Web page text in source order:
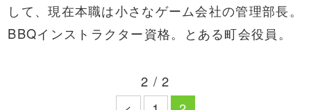
して、現在本職は小さなゲーム会社の管理部長。
BBQインストラクター資格。とある町会役員。
2 / 2